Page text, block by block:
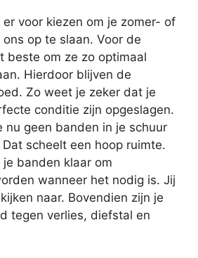
voor kiezen om je zomer- of
op te slaan. Voor de
beste om ze zo optimaal
Hierdoor blijven de
Zo weet je zeker dat je
conditie zijn opgeslagen.
nu geen banden in je schuur
scheelt een hoop ruimte.
banden klaar om
wanneer het nodig is. Jij
naar. Bovendien zijn je
tegen verlies, diefstal en